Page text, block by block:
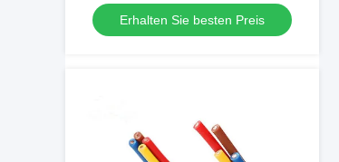
Erhalten Sie besten Preis